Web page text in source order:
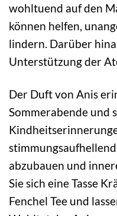
wohltuend auf den
können helfen,
lindern. Darüber
Unterstützung der
Der Duft von Anis
Sommerabende und
abzubauen und
Sie sich eine Tasse
Fenchel Tee und